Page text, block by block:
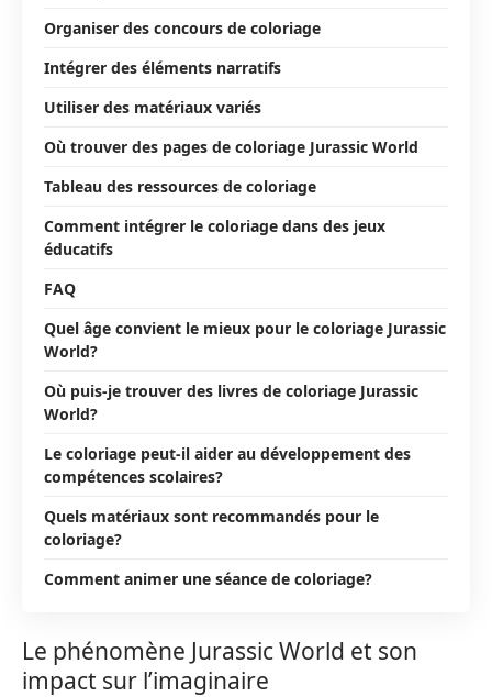
Organiser des concours de coloriage
Intégrer des éléments narratifs
Utiliser des matériaux variés
Où trouver des pages de coloriage Jurassic World
Tableau des ressources de coloriage
Comment intégrer le coloriage dans des jeux
éducatifs
FAQ
Quel âge convient le mieux pour le coloriage Jurassic
World?
Où puis-je trouver des livres de coloriage Jurassic
World?
Le coloriage peut-il aider au développement des
compétences scolaires?
Quels matériaux sont recommandés pour le
coloriage?
Comment animer une séance de coloriage?
Le phénomène Jurassic World et son
impact sur l’imaginaire